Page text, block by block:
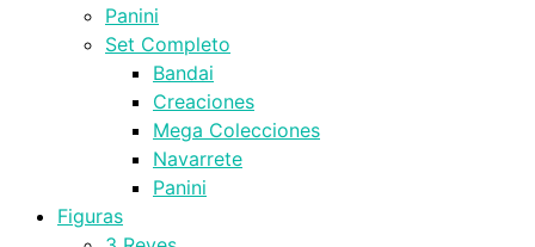
Panini
Set Completo
Bandai
Creaciones
Mega Colecciones
Navarrete
Panini
Figuras